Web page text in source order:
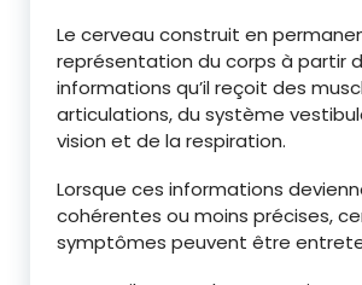
Le cerveau construit en
représentation du corps à partir
informations qu’il reçoit des
articulations, du système
vision et de la respiration.
Lorsque ces informations
cohérentes ou moins précises,
symptômes peuvent être